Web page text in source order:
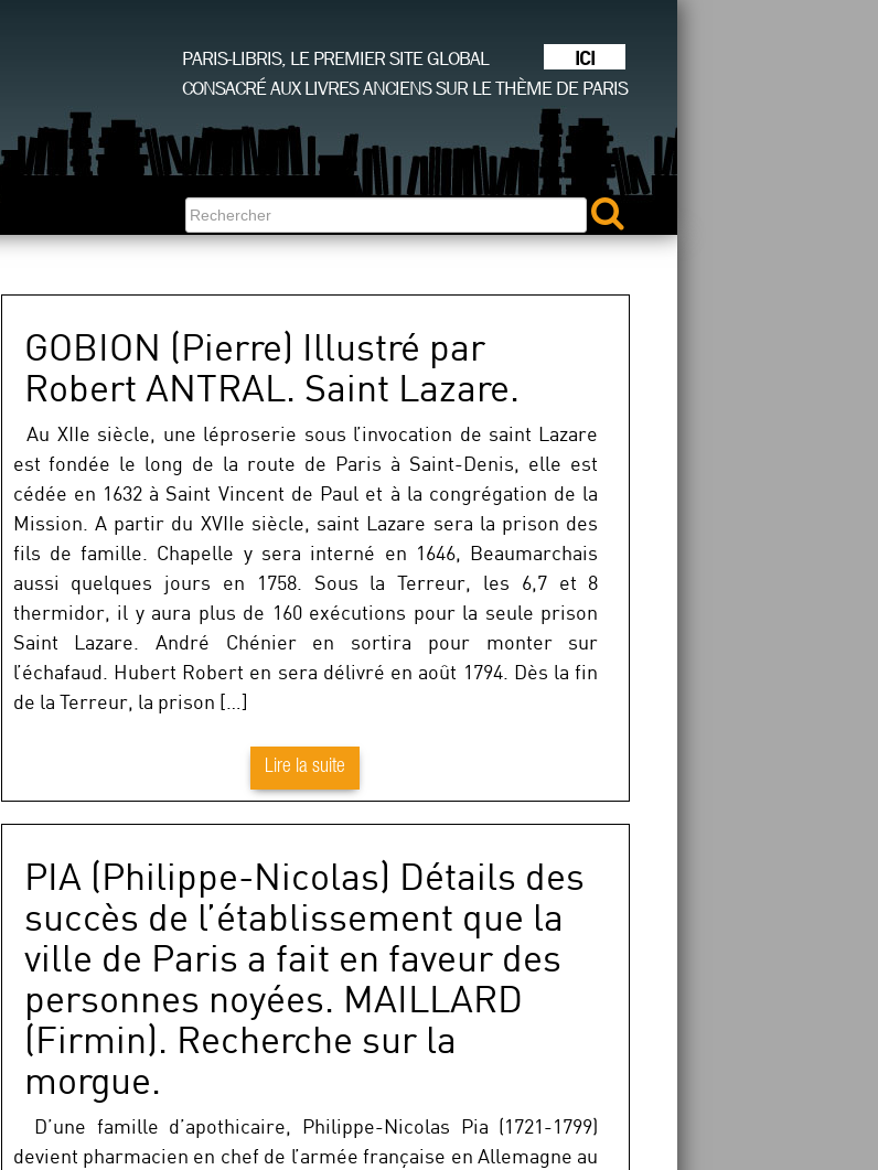
PARIS-LIBRIS, LE PREMIER SITE GLOBAL
ICI
CONSACRÉ AUX LIVRES ANCIENS SUR LE THÈME DE PARIS
GOBION (Pierre) Illustré par
Robert ANTRAL. Saint Lazare.
Au XIIe siècle, une léproserie sous l’invocation de saint Lazare
est fondée le long de la route de Paris à Saint-Denis, elle est
cédée en 1632 à Saint Vincent de Paul et à la congrégation de la
Mission. A partir du XVIIe siècle, saint Lazare sera la prison des
fils de famille. Chapelle y sera interné en 1646, Beaumarchais
aussi quelques jours en 1758. Sous la Terreur, les 6,7 et 8
thermidor, il y aura plus de 160 exécutions pour la seule prison
Saint Lazare. André Chénier en sortira pour monter sur
l’échafaud. Hubert Robert en sera délivré en août 1794. Dès la fin
de la Terreur, la prison […]
Lire la suite
PIA (Philippe-Nicolas) Détails des
succès de l’établissement que la
ville de Paris a fait en faveur des
personnes noyées. MAILLARD
(Firmin). Recherche sur la
morgue.
D’une famille d’apothicaire, Philippe-Nicolas Pia (1721-1799)
devient pharmacien en chef de l’armée française en Allemagne au